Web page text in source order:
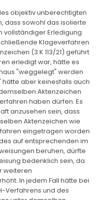
objektiv unberechtigten
dass sowohl das isolierte
vollständiger Erledigung
Klageverfahren
(3 K 113/21) geführt
erledigt war, hätte es
"weggelegt" werden
hätte aber keinesfalls auch
Aktenzeichen
haben dürfen. Es
anzusehen sein, dass
Aktenzeichen wie
eingetragen worden
auf entsprechenden im
beruhen, dürfte
bedenklich sein, da
weiteren
In jedem Fall hätte bei
Verfahrens und des